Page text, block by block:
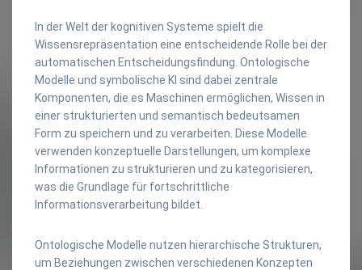
In der Welt der kognitiven Systeme spielt die
Wissensrepräsentation eine entscheidende Rolle bei der
automatischen Entscheidungsfindung. Ontologische
Modelle und symbolische KI sind dabei zentrale
Komponenten, die es Maschinen ermöglichen, Wissen in
einer strukturierten und semantisch bedeutsamen
Form zu speichern und zu verarbeiten. Diese Modelle
verwenden konzeptuelle Darstellungen, um komplexe
Informationen zu strukturieren und zu kategorisieren,
was die Grundlage für fortschrittliche
Informationsverarbeitung bildet.
Ontologische Modelle nutzen hierarchische Strukturen,
um Beziehungen zwischen verschiedenen Konzepten